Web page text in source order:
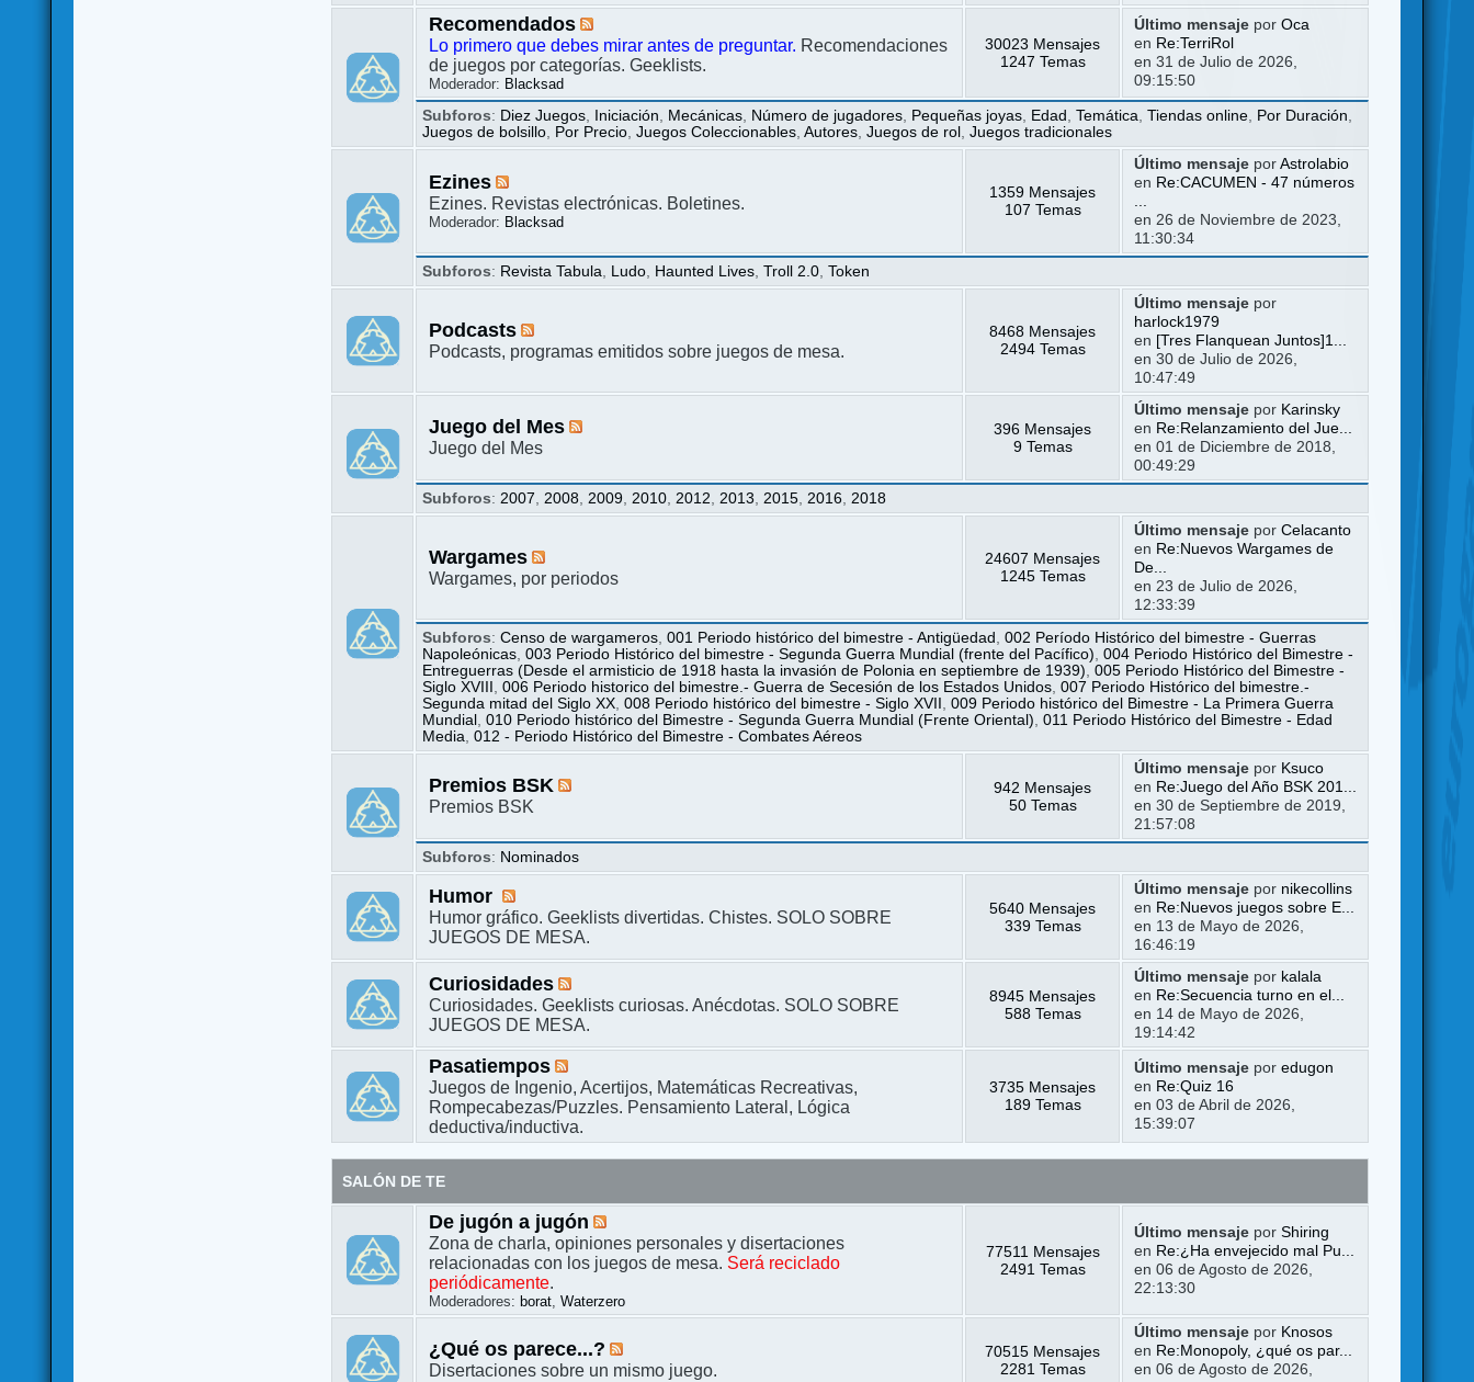
Recomendados
Lo primero que debes mirar antes de preguntar. Recomendaciones
de juegos por categorías. Geeklists.
Moderador: Blacksad
30023 Mensajes
1247 Temas
Último mensajepor Oca
en Re:TerriRol
en 31 de Julio de 2026,
09:15:50
Subforos: Diez Juegos Iniciación Mecánicas Número de jugadores Pequeñas joyas Edad ,Temática ,Tiendas online Por Duración
Juegos de bolsillo
Por Precio ,Juegos Coleccionables ,Autores ,Juegos de rol ,Juegos tradicionales
Ezines
Ezines. Revistas electrónicas. Boletines.
Moderador: Blacksad
1359 Mensajes
107 Temas
Último mensajepor Astrolabio
en Re:CACUMEN - 47 números
en 26 de Noviembre de 2023,
11:30:34
Subforos: Revista Tabula Ludo Haunted Lives ,Troll 2.0 ,Token
Podcasts
Podcasts, programas emitidos sobre juegos de mesa.
8468 Mensajes
2494 Temas
Último mensajepor
harlock1979
en [Tres Flanquean Juntos]1...
en 30 de Julio de 2026,
10:47:49
Juego del Mes
Juego del Mes
396 Mensajes
9 Temas
Último mensajepor Karinsky
en Re:Relanzamiento del Jue...
en 01 de Diciembre de 2018,
00:49:29
Subforos: 2007 2008 2009 2010 2012 2013 2015 2016 2018
Wargames
Wargames, por periodos
24607 Mensajes
1245 Temas
Último mensajepor Celacanto
en Re:Nuevos Wargames de
De...
en 23 de Julio de 2026,
12:33:39
Subforos:Censo de wargameros ,001 Periodo histórico del bimestre - Antigüedad ,002 Período Histórico del bimestre - Guerras
Napoleónicas ,003 Periodo Histórico del bimestre - Segunda Guerra Mundial (frente del Pacífico) ,004 Periodo Histórico del Bimestre -
Entreguerras (Desde el armisticio de 1918 hasta la invasión de Polonia en septiembre de 1939) ,005 Periodo Histórico del Bimestre -
Siglo XVIII
,006 Periodo historico del bimestre.- Guerra de Secesión de los Estados Unidos ,007 Periodo Histórico del bimestre.-
Segunda mitad del Siglo XX ,008 Periodo histórico del bimestre - Siglo XVII ,009 Periodo histórico del Bimestre - La Primera Guerra
Mundial
,010 Periodo histórico del Bimestre - Segunda Guerra Mundial (Frente Oriental) ,011 Periodo Histórico del Bimestre - Edad
Media ,012 - Periodo Histórico del Bimestre - Combates Aéreos
Premios BSK
Premios BSK
942 Mensajes
50 Temas
Último mensajepor Ksuco
en Re:Juego del Año BSK 201...
en 30 de Septiembre de 2019,
21:57:08
Subforos: Nominados
Humor
Humor gráfico. Geeklists divertidas. Chistes. SOLO SOBRE
JUEGOS DE MESA.
5640 Mensajes
339 Temas
Último mensajepor nikecollins
en Re:Nuevos juegos sobre E...
en 13 de Mayo de 2026,
16:46:19
Curiosidades
Curiosidades. Geeklists curiosas. Anécdotas. SOLO SOBRE
JUEGOS DE MESA.
8945 Mensajes
588 Temas
Último mensajepor kalala
en Re:Secuencia turno en el...
en 14 de Mayo de 2026,
19:14:42
Pasatiempos
Juegos de Ingenio, Acertijos, Matemáticas Recreativas,
Rompecabezas/Puzzles. Pensamiento Lateral, Lógica
deductiva/inductiva.
3735 Mensajes
189 Temas
Último mensajepor edugon
en Re:Quiz 16
en 03 de Abril de 2026,
15:39:07
SALÓN DE TE
De jugón a jugón
Zona de charla, opiniones personales y disertaciones
relacionadas con los juegos de mesa. Será reciclado
periódicamente.
Moderadores: borat ,Waterzero
77511 Mensajes
2491 Temas
Último mensajepor Shiring
en Re:¿Ha envejecido mal Pu...
en 06 de Agosto de 2026,
22:13:30
¿Qué os parece...?
Disertaciones sobre un mismo juego.
70515 Mensajes
2281 Temas
Último mensajepor Knosos
en Re:Monopoly, ¿qué os par...
en 06 de Agosto de 2026,